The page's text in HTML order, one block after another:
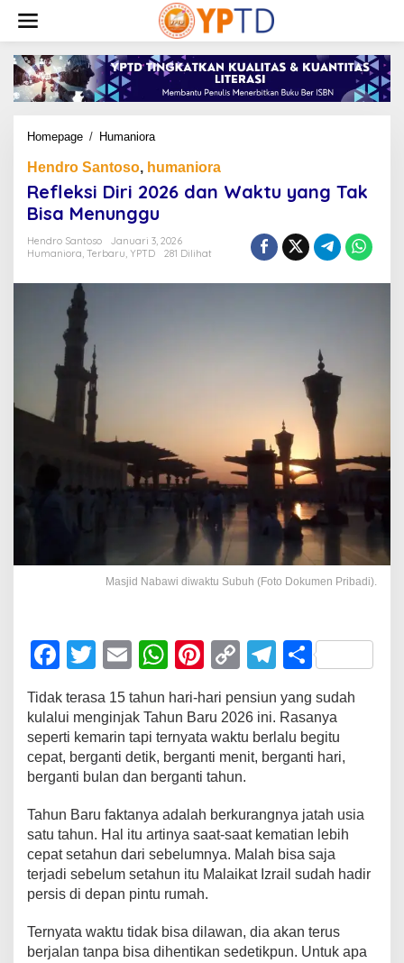
konten
Homepage / HumanioraRefleksi
2026
dan
Waktu
yang
Bisa
Hendro Santoso, humaniora
Refleksi Diri 2026 dan Waktu yang Tak
Bisa Menunggu
Hendro Santoso
Januari 3, 2026
Humaniora Terbaru YPTD 281 Dilihat
Masjid Nabawi diwaktu Subuh (Foto Dokumen Pribadi).
F
c
e
b
o
k
T
wi
tt
er
E
m
ail
W
h
at
s
A
p
Pi
nt
er
e
st
C
p
y
Li
k
T
e
gr
a
S
ar
e
Tidak terasa 15 tahun hari-hari pensiun yang sudah
kulalui menginjak Tahun Baru 2026 ini. Rasanya
seperti kemarin tapi ternyata waktu berlalu begitu
cepat, berganti detik, berganti menit, berganti hari,
berganti bulan dan berganti tahun.
Tahun Baru faktanya adalah berkurangnya jatah usia
satu tahun. Hal itu artinya saat-saat kematian lebih
cepat setahun dari sebelumnya. Malah bisa saja
terjadi sebelum setahun itu Malaikat Izrail sudah hadir
persis di depan pintu rumah.
Ternyata waktu tidak bisa dilawan, dia akan terus
berjalan tanpa bisa dihentikan sedetikpun. Untuk apa